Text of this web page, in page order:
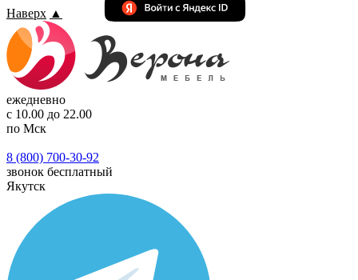
Наверх ▲
ежедневно
с 10.00 до 22.00
по Мск
8 (800) 700-30-92
звонок бесплатный
Якутск